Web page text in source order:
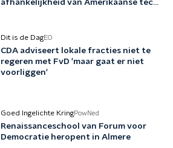
afhankelijkheid van Amerikaanse tech
Dit is de DagEO
CDA adviseert lokale fracties niet te
regeren met FvD 'maar gaat er niet
voorliggen'
Goed Ingelichte KringPowNed
Renaissanceschool van Forum voor
Democratie heropent in Almere